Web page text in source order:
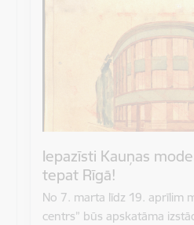
Iepazīsti Kauņas
tepat Rīgā!
No 7. marta līdz 19. aprīlim
centrs” būs apskatāma